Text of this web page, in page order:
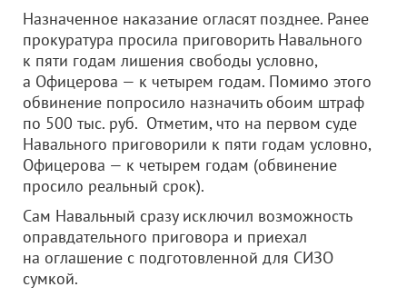
Назначенное наказание огласят позднее. Ранее
прокуратура просила приговорить Навального
к пяти годам лишения свободы условно,
а Офицерова — к четырем годам. Помимо этого
обвинение попросило назначить обоим штраф
по 500 тыс. руб. Отметим, что на первом суде
Навального приговорили к пяти годам условно,
Офицерова — к четырем годам (обвинение
просило реальный срок).
Сам Навальный сразу исключил возможность
оправдательного приговора и приехал
на оглашение с подготовленной для СИЗО
сумкой.